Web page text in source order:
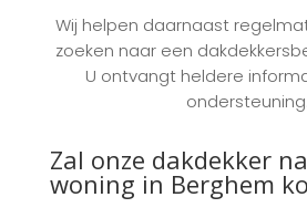
Wij helpen daarnaast
zoeken naar een
U ontvangt heldere
ondersteuning.
Zal onze dakdekker
woning in Berghem